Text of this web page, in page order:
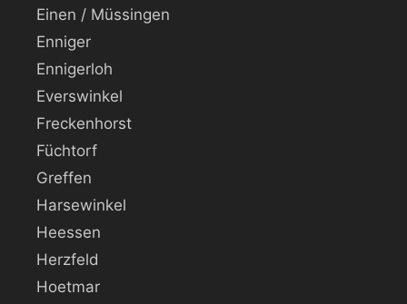
Einen / Müssingen
Enniger
Ennigerloh
Everswinkel
Freckenhorst
Füchtorf
Greffen
Harsewinkel
Heessen
Herzfeld
Hoetmar